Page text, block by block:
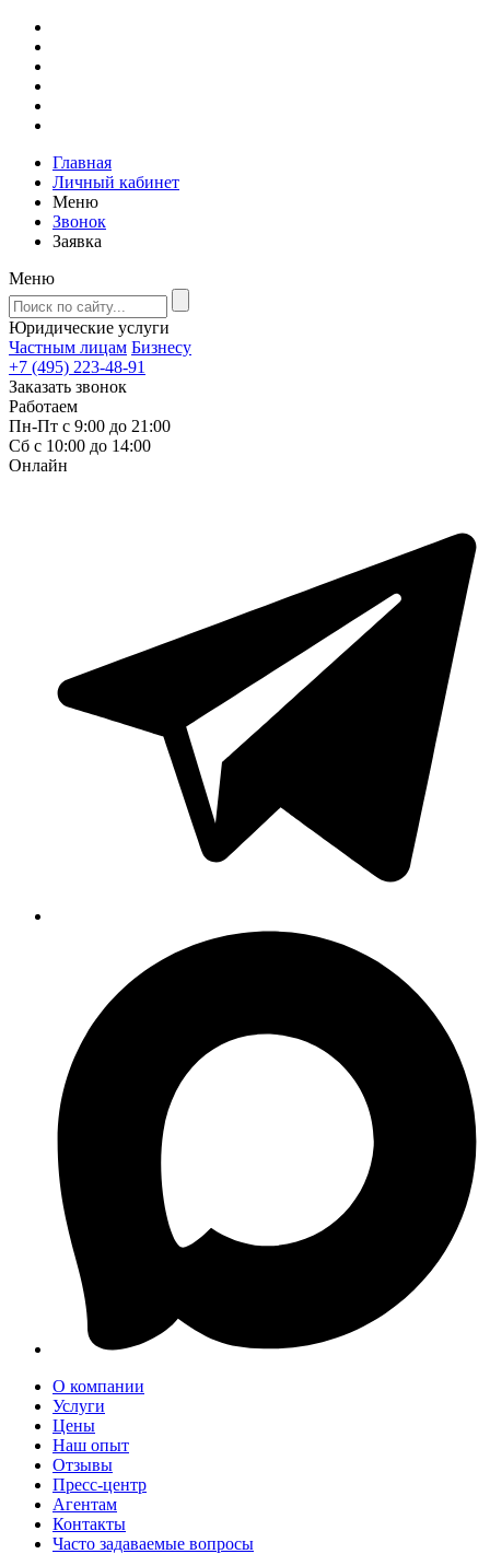
Главная
Личный кабинет
Меню
Звонок
Заявка
Меню
Юридические услуги
Частным лицам Бизнесу
+7 (495) 223-48-91
Заказать звонок
Работаем
Пн-Пт с 9:00 до 21:00
Сб с 10:00 до 14:00
Онлайн
О компании
Услуги
Цены
Наш опыт
Отзывы
Пресс-центр
Агентам
Контакты
Часто задаваемые вопросы